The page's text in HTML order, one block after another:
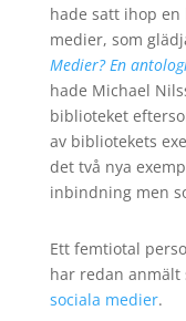
hade satt ihop
medier, som
Medier? En
hade Michael
biblioteket
av bibliotekets
det två nya
inbindning men
Ett femtiotal
har redan anmält
sociala medier.